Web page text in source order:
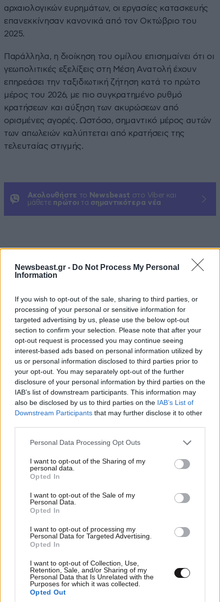
Newsbeast.gr - Do Not Process My Personal
Information
If you wish to opt-out of the sale, sharing to third parties, or
processing of your personal or sensitive information for
targeted advertising by us, please use the below opt-out
section to confirm your selection. Please note that after your
opt-out request is processed you may continue seeing
interest-based ads based on personal information utilized by
us or personal information disclosed to third parties prior to
your opt-out. You may separately opt-out of the further
disclosure of your personal information by third parties on the
IAB’s list of downstream participants. This information may
also be disclosed by us to third parties on the IAB’s List of
Downstream Participants that may further disclose it to other
Please note that this website/app uses one or more Google
not limited to your visit or usage behaviour. You may click to
grant or deny consent to Google and its third-party tags to
use your data for below specified purposes in below Google
consent section.
Personal Data Processing Opt Outs
I want to opt-out of the Sharing of my
personal data.
Opted In
I want to opt-out of the Sale of my
Personal Data.
Opted In
I want to opt-out of processing my
Personal Data for Targeted Advertising.
Opted In
I want to opt-out of Collection, Use,
Retention, Sale, and/or Sharing of my
Personal Data that Is Unrelated with the
Purposes for which it was collected.
Opted Out
αρχαιολογικών ευρημάτων, οι εργασίες κατασκευής
επανεκκίνησαν κανονικά από τον Οκτώβριο του
2025.
Παράλληλα, η διοίκηση του ομίλου επισημαίνει ότι οι
γεωπολιτικές εξελίξεις στη Μέση Ανατολή έχουν
επηρεάσει την ταξιδιωτική ζήτηση κατά το πρώτο
μέρος του 2026, με πιο συγκρατημένο ρυθμό
κρατήσεων και αύξηση των ακυρώσεων από
ορισμένες αγορές. Ωστόσο, σημαντικό μέρος αυτών
των απωλειών καλύπτεται από κρατήσεις της
τελευταίας στιγμής.
Ακολουθήστε το Newsbeast στο Viber και
μάθετε πρώτοι τα σημαντικότερα νέα
ΠΕΡΙΣΣΟΤΕΡΑ ΑΠΟ ΤΗΝ
ΟΙΚΟΝΟΜΙΑ
Στους πρωταγωνιστές του ευρωπαϊκού
τουρισμού η Ελλάδα – Ισχυρές κρατήσεις και
ζήτηση πέρα από το καλοκαίρι